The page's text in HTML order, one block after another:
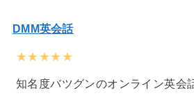
DMM英会話
★★★★★
知名度バツグンのオンライン英会